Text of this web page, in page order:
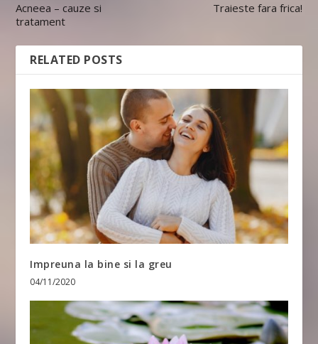
Acneea – cauze si
tratament
Traieste fara frica!
RELATED POSTS
Impreuna la bine si la greu
04/11/2020